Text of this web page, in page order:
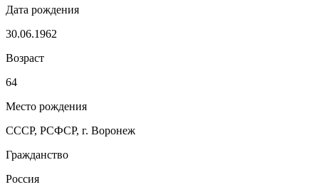
Дата рождения
30.06.1962
Возраст
64
Место рождения
СССР, РСФСР, г. Воронеж
Гражданство
Россия